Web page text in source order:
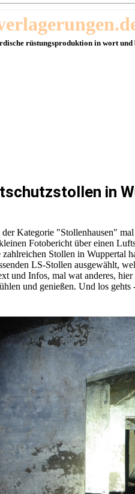
rüstungsproduktion in wort und
in
Kategorie "Stollenhausen"
Fotobericht über einen
Stollen in Wuppertal
LS-Stollen ausgewählt,
und Infos, mal wat anderes,
und genießen. Und los